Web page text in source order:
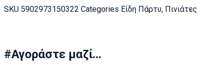
SKU 5902973150322 Categories Είδη Πάρτυ, Πινιάτες
#Αγοράστε μαζί...